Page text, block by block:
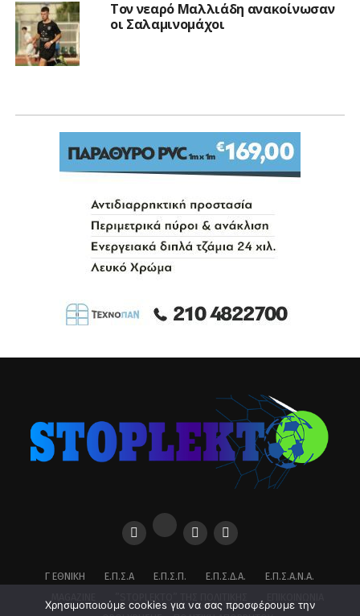
Τον νεαρό Μαλλιάδη ανακοίνωσαν
οι Σαλαμινομάχοι
Γ ΕΘΝΙΚΉ Ε.Π.Σ.Α Ε.Π.Σ.Π. Ε.Π.Σ.Δ.Α.
Ε.Π.Σ.Α.Ν.Α.
Χρησιμοποιούμε cookies για να σας προσφέρουμε την